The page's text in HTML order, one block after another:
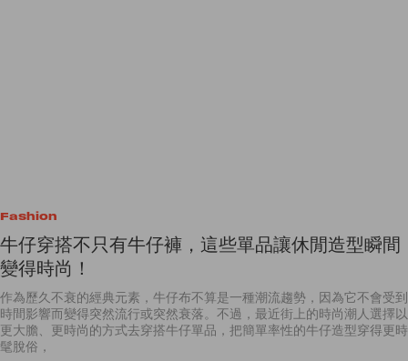
Fashion
牛仔穿搭不只有牛仔褲，這些單品讓休閒造型瞬間
變得時尚！
作為歷久不衰的經典元素，牛仔布不算是一種潮流趨勢，因為它不會受到
時間影響而變得突然流行或突然衰落。不過，最近街上的時尚潮人選擇以
更大膽、更時尚的方式去穿搭牛仔單品，把簡單率性的牛仔造型穿得更時
髦脫俗，